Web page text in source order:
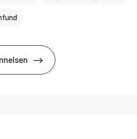
BSc in Busi­ness Ad­min­is­tra­tion